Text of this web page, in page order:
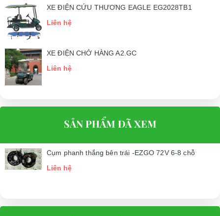
XE ĐIỆN CỨU THƯƠNG EAGLE EG2028TB1
Liên hệ
XE ĐIỆN CHỞ HÀNG A2.GC
Liên hệ
SẢN PHẨM ĐÃ XEM
Cụm phanh thắng bên trái -EZGO 72V 6-8 chỗ
Liên hệ